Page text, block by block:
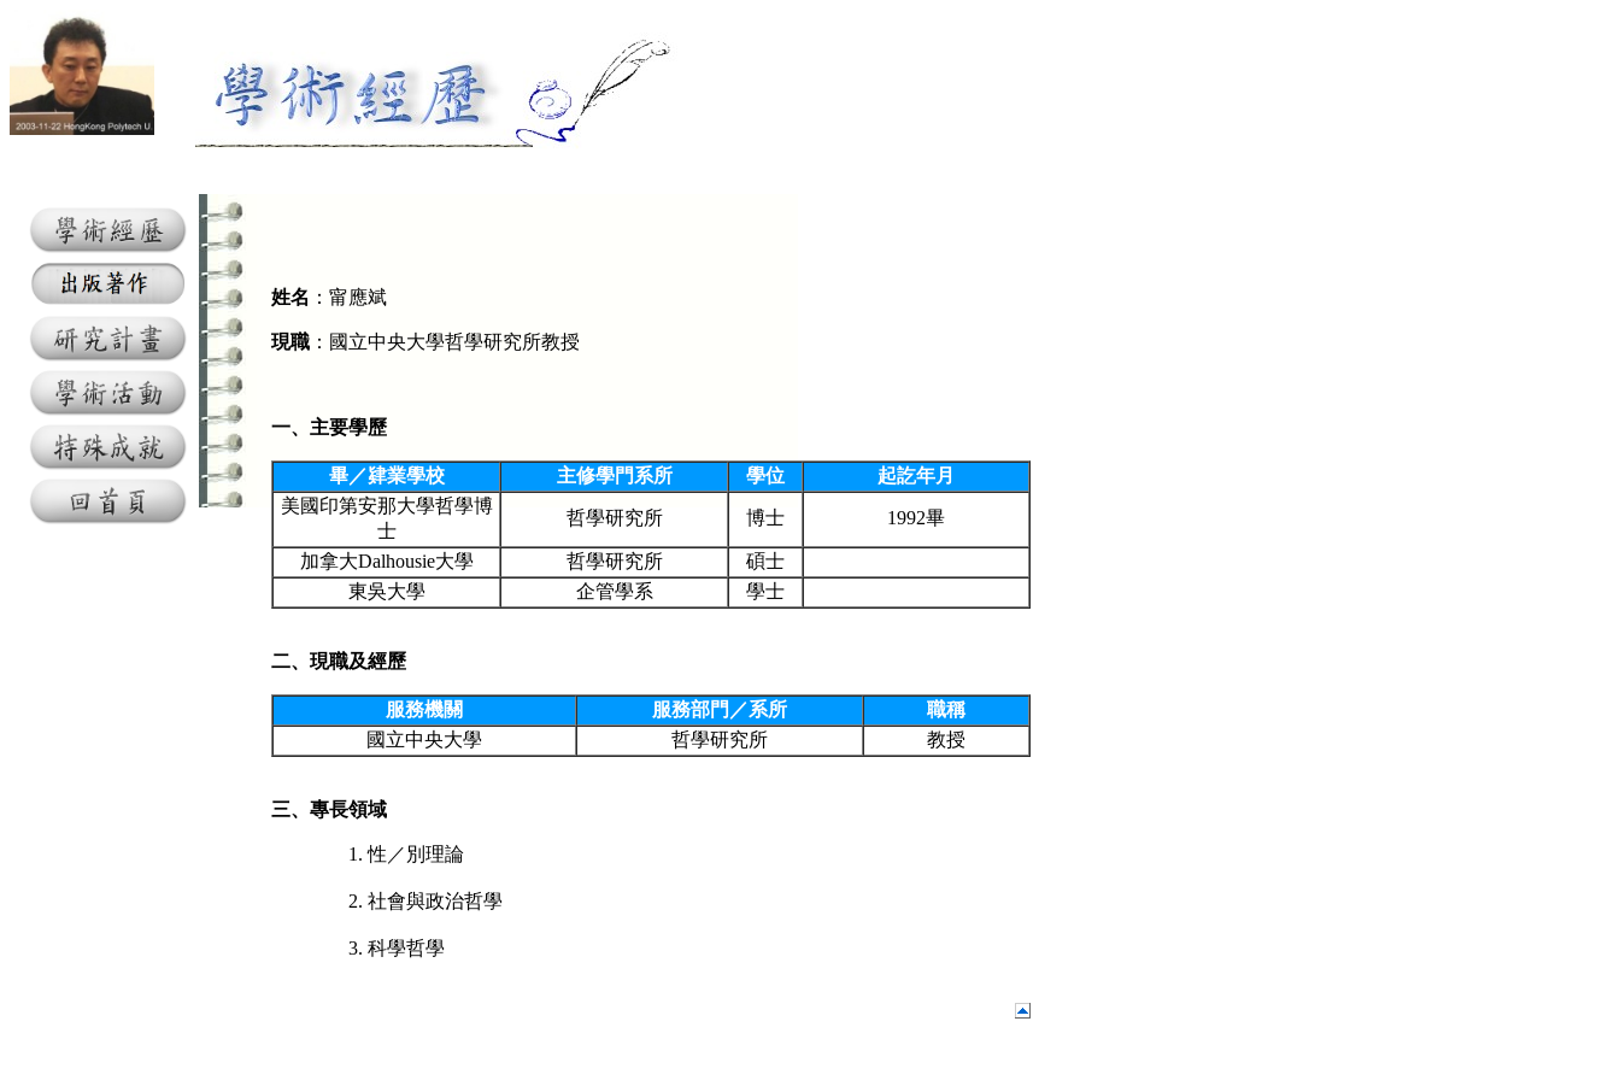
姓名 ：甯應斌
現職 ：國立中央大學哲學研究所教授
一、主要學歷
畢／肄業學校 主修學門系所 學位
起訖年月
美國印第安那大學哲學博
士
哲學研究所 博士 1992畢
加拿大Dalhousie大學 哲學研究所
碩士
東吳大學
企管學系 學士
二、現職及經歷
服務機關 服務部門／系所
職稱
國立中央大學
哲學研究所 教授
三、專長領域
性／別理論
社會與政治哲學
科學哲學